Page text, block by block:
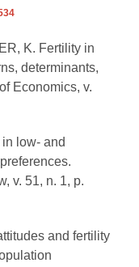
K. Fertility in
determinants,
Economics, v.
low- and
v. 51, n. 1, p.
and fertility